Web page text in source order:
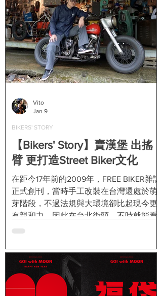
【Bikers' Story】賣漢堡 出搖
臂 更打造Street Biker文化
在距今17年前的2009年，FREE BIKER雜誌
正式創刊，當時手工改裝在台灣還處於萌
芽階段，不過法規與大環境卻比起現今更
有親和力，因此在台北街頭，不時就能看
見各種帶有西岸色彩的白牌改裝車，所以
「非關大小 - The Kick Style」的報導。而
17年前出現在雜誌中的那群人，正是以北
部著名的騎士咖啡店 Kick Cafe 為中心，
並且是由老闆小黃哥帶領的年輕一代街頭
BIKERS' STORY
Vito
Jan 9